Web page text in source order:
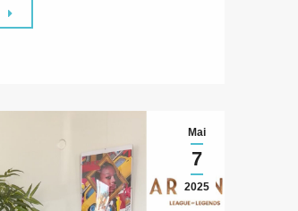
Mai
7
2025